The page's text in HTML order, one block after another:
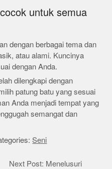
untuk semua
dengan berbagai tema dan
atau alami. Kuncinya
dengan Anda.
dilengkapi dengan
patung batu yang sesuai
Anda menjadi tempat yang
semangat dan
Seni
Next Post: Menelusuri